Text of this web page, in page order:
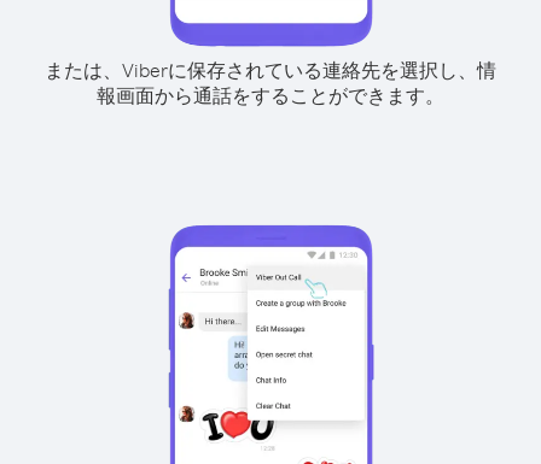
または、Viberに保存されている連絡先を選択し、情
報画面から通話をすることができます。